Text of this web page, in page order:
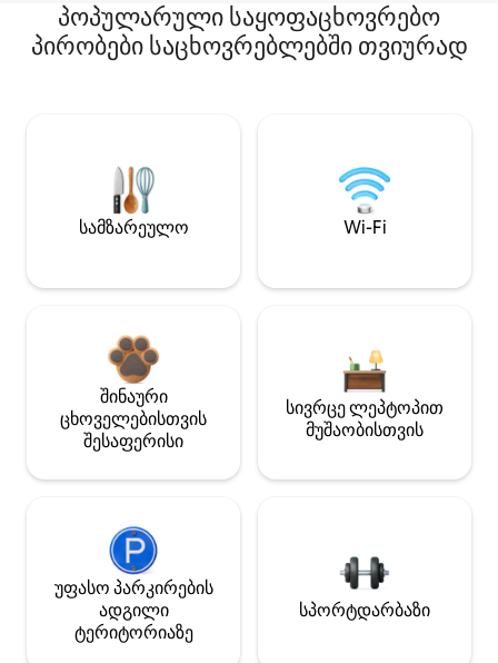
პოპულარული საყოფაცხოვრებო
პირობები საცხოვრებლებში თვიურად
სამზარეულო Wi-Fi
შინაური
ცხოველებისთვის
შესაფერისი
სივრცე ლეპტოპით
მუშაობისთვის
უფასო პარკირების
ადგილი
ტერიტორიაზე
სპორტდარბაზი